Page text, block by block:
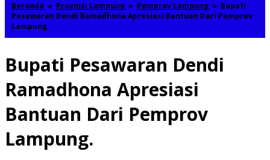
Beranda » Provinsi Lampung » Pemprov Lampung » Bupati
Pesawaran Dendi Ramadhona Apresiasi Bantuan Dari Pemprov
Lampung.
Bupati Pesawaran Dendi
Ramadhona Apresiasi
Bantuan Dari Pemprov
Lampung.